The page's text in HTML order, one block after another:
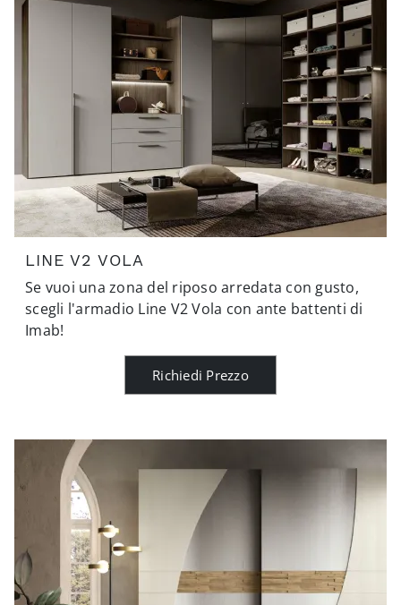
LINE V2 VOLA
Se vuoi una zona del riposo arredata con gusto,
scegli l'armadio Line V2 Vola con ante battenti di
Imab!
Richiedi Prezzo